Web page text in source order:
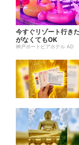
今すぐリゾート行き
がなくてもOK
神戸ポートピアホテル AD